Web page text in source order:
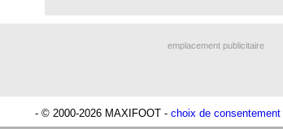
emplacement publicitaire
- © 2000-2026 MAXIFOOT - choix de consentement